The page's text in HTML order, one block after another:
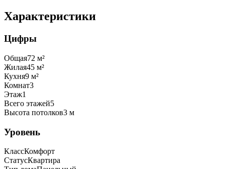
Характеристики
Цифры
Общая72 м²
Жилая45 м²
Кухня9 м²
Комнат3
Этаж1
Всего этажей5
Высота потолков3 м
Уровень
КлассКомфорт
СтатусКвартира